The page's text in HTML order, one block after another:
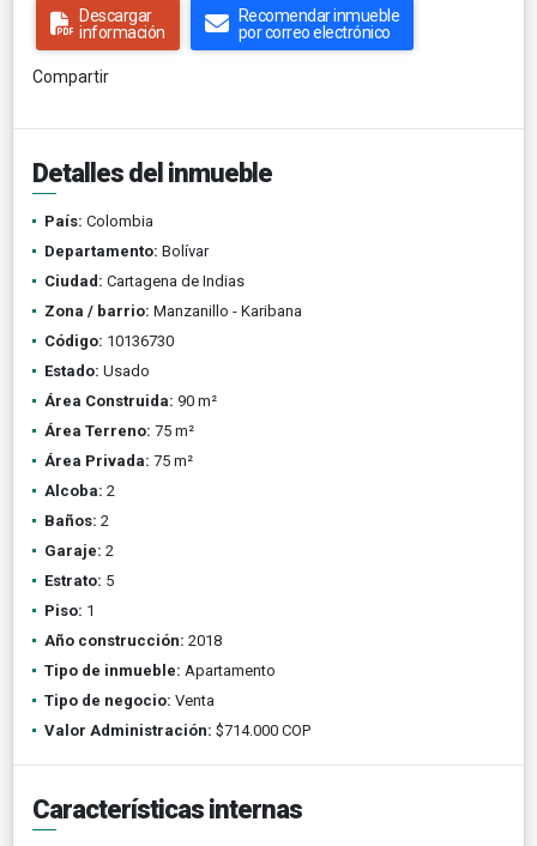
Descargar
información
Recomendar inmueble
por correo electrónico
Compartir
Detalles del inmueble
País: Colombia
Departamento: Bolívar
Ciudad: Cartagena de Indias
Zona / barrio: Manzanillo - Karibana
Código: 10136730
Estado: Usado
Área Construida: 90 m²
Área Terreno: 75 m²
Área Privada: 75 m²
Alcoba: 2
Baños: 2
Garaje: 2
Estrato: 5
Piso: 1
Año construcción: 2018
Tipo de inmueble: Apartamento
Tipo de negocio: Venta
Valor Administración: $714.000 COP
Características internas